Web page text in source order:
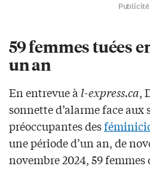
Publicité
59 femmes tuées
un an
En entrevue à l-express.ca,
sonnette d’alarme face
préoccupantes des
une période d’un an, de
novembre 2024, 59 femmes